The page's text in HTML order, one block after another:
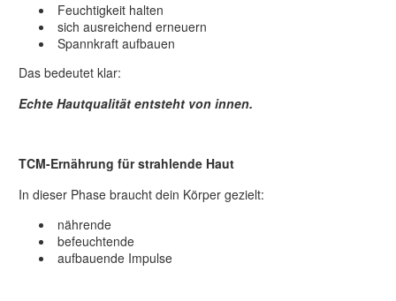
Feuchtigkeit halten
sich ausreichend erneuern
Spannkraft aufbauen
Das bedeutet klar:
Echte Hautqualität entsteht von innen.
TCM-Ernährung für strahlende Haut
In dieser Phase braucht dein Körper gezielt:
nährende
befeuchtende
aufbauende Impulse